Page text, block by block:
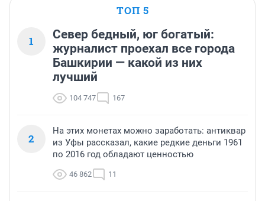
ТОП 5
1
Север бедный, юг богатый:
журналист проехал все города
Башкирии — какой из них
лучший
104 747 167
2
На этих монетах можно заработать: антиквар
из Уфы рассказал, какие редкие деньги 1961
по 2016 год обладают ценностью
46 862 11